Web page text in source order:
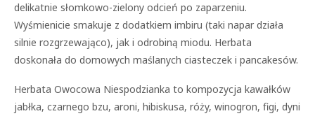
delikatnie słomkowo-zielony odcień po zaparzeniu.
Wyśmienicie smakuje z dodatkiem imbiru (taki napar działa
silnie rozgrzewająco), jak i odrobiną miodu. Herbata
doskonała do domowych maślanych ciasteczek i pancakesów.
Herbata Owocowa Niespodzianka to kompozycja kawałków
jabłka, czarnego bzu, aroni, hibiskusa, róży, winogron, figi, dyni